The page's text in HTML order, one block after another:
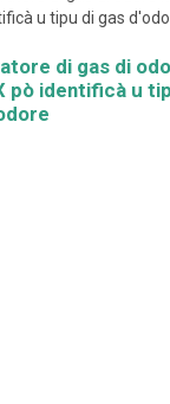
di gas di
pò identificà u